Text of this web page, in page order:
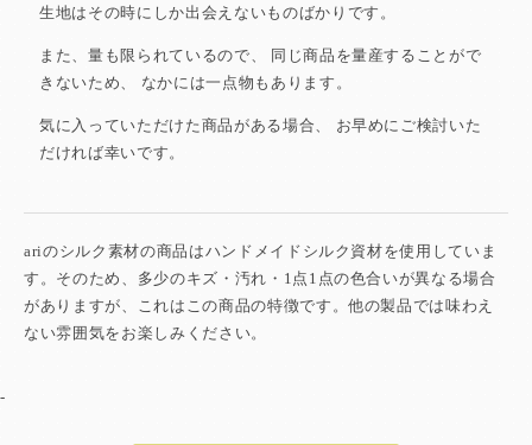
生地はその時にしか出会えないものばかりです。
また、量も限られているので、
同じ商品を量産することがで
きないため、
なかには一点物もあります。
気に入っていただけた商品がある場合、
お早めにご検討いた
だければ幸いです。
ariのシルク素材の商品はハンドメイドシルク資材を使用していま
す。そのため、多少のキズ・汚れ・1点1点の色合いが異なる場合
がありますが、これはこの商品の特徴です。他の製品では味わえ
ない雰囲気をお楽しみください。
-